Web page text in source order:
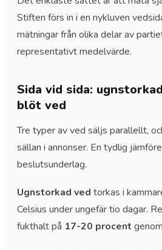
Stiften förs in i en nykluven
mätningar från olika delar av
representativt medelvärde.
Sida vid sida:
blöt ved
Tre typer av ved säljs parallellt,
sällan i annonser. En tydlig
beslutsunderlag.
Ugnstorkad ved torkas i
Celsius under ungefär tio dagar.
fukthalt på 17-20 procent